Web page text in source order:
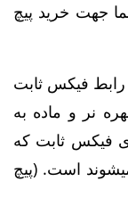
جهت خرید پیچ
رابط فیکس ثابت
نر و ماده به
فیکس ثابت که
است. (پیچ